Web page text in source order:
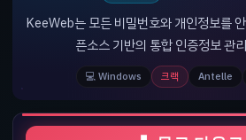
KeeWeb는 모든 비밀번호와 개인정보를
픈소스 기반의 통합 인증정보 관
💻 Windows 크랙 Antelle